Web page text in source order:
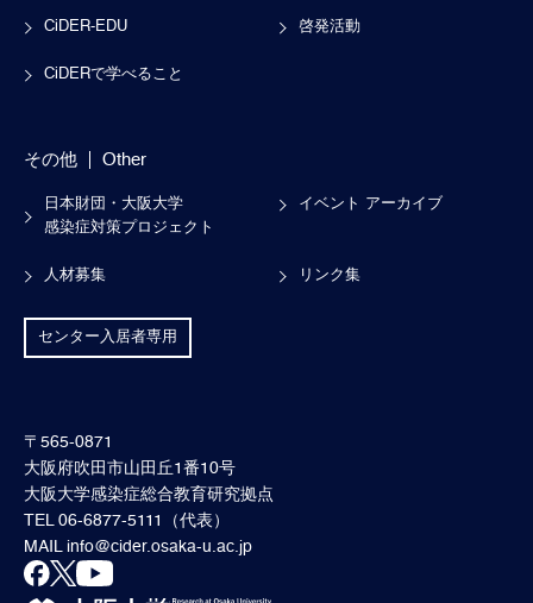
CiDER-EDU 啓発活動
CiDERで学べること
その他 Other
日本財団・大阪大学
感染症対策プロジェクト
イベント アーカイブ
人材募集 リンク集
センター入居者専用
〒565-0871
大阪府吹田市山田丘1番10号
大阪大学感染症総合教育研究拠点
TEL 06-6877-5111（代表）
MAIL
info@cider.osaka-u.ac.jp